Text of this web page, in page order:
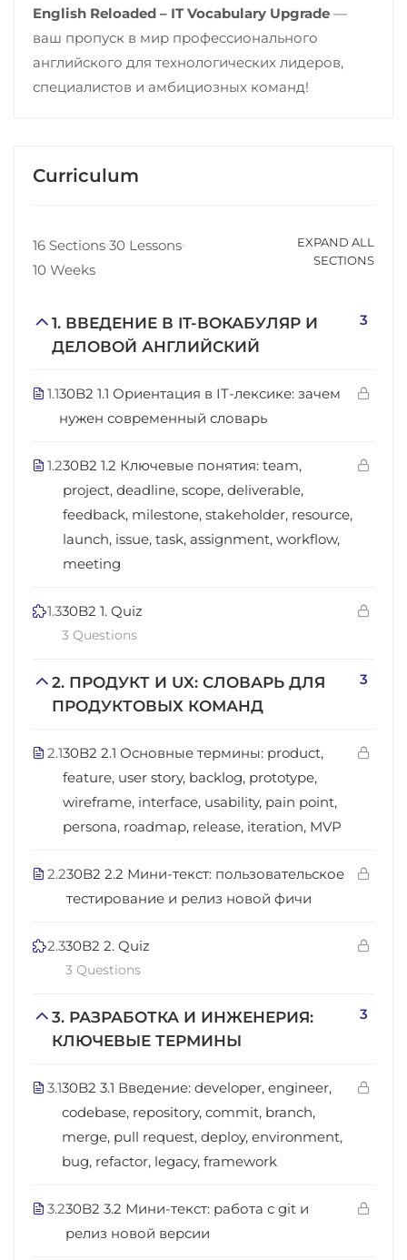
English Reloaded – IT Vocabulary Upgrade —
ваш пропуск в мир профессионального
английского для технологических лидеров,
специалистов и амбициозных команд!
Curriculum
16 Sections 30 Lessons
10 Weeks
EXPAND ALL
SECTIONS
1. ВВЕДЕНИЕ В IT-ВОКАБУЛЯР И
ДЕЛОВОЙ АНГЛИЙСКИЙ
3
1.130B2 1.1 Ориентация в IT-лексике: зачем
нужен современный словарь
1.230B2 1.2 Ключевые понятия: team,
project, deadline, scope, deliverable,
feedback, milestone, stakeholder, resource,
launch, issue, task, assignment, workflow,
meeting
1.330B2 1. Quiz
3 Questions
2. ПРОДУКТ И UX: СЛОВАРЬ ДЛЯ
ПРОДУКТОВЫХ КОМАНД
3
2.130B2 2.1 Основные термины: product,
feature, user story, backlog, prototype,
wireframe, interface, usability, pain point,
persona, roadmap, release, iteration, MVP
2.230B2 2.2 Мини-текст: пользовательское
тестирование и релиз новой фичи
2.330B2 2. Quiz
3 Questions
3. РАЗРАБОТКА И ИНЖЕНЕРИЯ:
КЛЮЧЕВЫЕ ТЕРМИНЫ
3
3.130B2 3.1 Введение: developer, engineer,
codebase, repository, commit, branch,
merge, pull request, deploy, environment,
bug, refactor, legacy, framework
3.230B2 3.2 Мини-текст: работа с git и
релиз новой версии